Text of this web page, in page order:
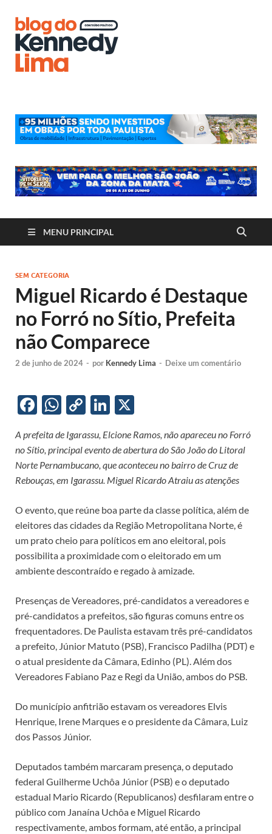
MENU PRINCIPAL
SEM CATEGORIA
Miguel Ricardo é Destaque
no Forró no Sítio, Prefeita
não Comparece
2 de junho de 2024 - por Kennedy Lima - Deixe um comentário
F
e
b
o
o
k
W
at
s
A
p
C
p
y
Li
n
k
Li
k
e
dI
A prefeita de Igarassu, Elcione Ramos, não apareceu no Forró
no Sítio, principal evento de abertura do São João do Litoral
Norte Pernambucano, que aconteceu no bairro de Cruz de
Rebouças, em Igarassu. Miguel Ricardo Atraiu as atenções
O evento, que reúne boa parte da classe política, além de
eleitores das cidades da Região Metropolitana Norte, é
um prato cheio para políticos em ano eleitoral, pois
possibilita a proximidade com o eleitorado em um
ambiente descontraído e regado à amizade.
Presenças de Vereadores, pré-candidatos a vereadores e
pré-candidatos a prefeitos, são figuras comuns entre os
frequentadores. De Paulista estavam três pré-candidatos
a prefeito, Júnior Matuto (PSB), Francisco Padilha (PDT) e
o atual presidente da Câmara, Edinho (PL). Além dos
Vereadores Fabiano Paz e Regi da União, ambos do PSB.
Do município anfitrião estavam os vereadores Elvis
Henrique, Irene Marques e o presidente da Câmara, Luiz
dos Passos Júnior.
Deputados também marcaram presença, o deputado
federal Guilherme Uchôa Júnior (PSB) e o deputado
estadual Mario Ricardo (Republicanos) desfilaram entre o
público com Janaína Uchôa e Miguel Ricardo
respectivamente, ambos formam, até então, a principal